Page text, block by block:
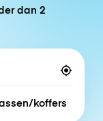
dan 2
of bags koffers